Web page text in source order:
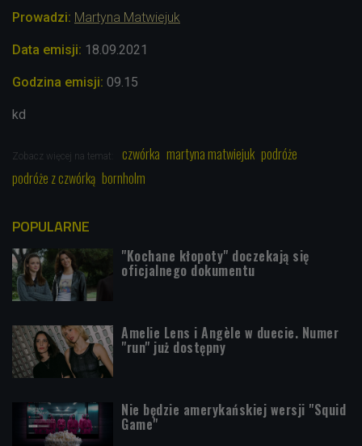
Prowadzi: Martyna Matwiejuk
Data emisji: 18.09.2021
Godzina emisji: 09.15
kd
Zobacz więcej na temat: czwórka martyna matwiejuk podróże
podróże z czwórką bornholm
POPULARNE
"Kochane kłopoty" doczekają się
oficjalnego dokumentu
Amelie Lens i Angèle w duecie. Numer
"run" już dostępny
Nie będzie amerykańskiej wersji "Squid
Game"